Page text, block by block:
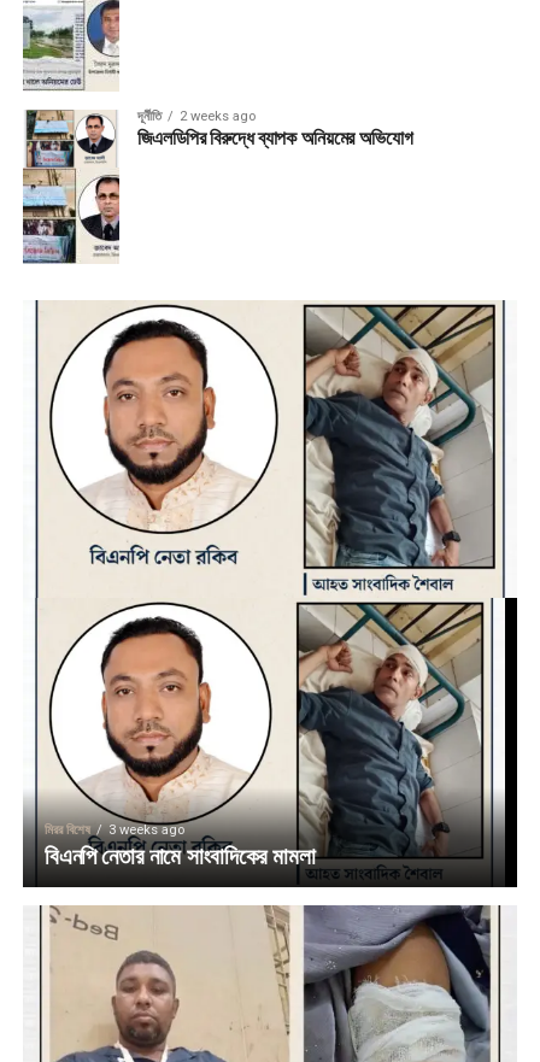
দূর্নীতি 2 weeks ago
জিএলডিপির বিরুদ্ধে ব্যাপক অনিয়মের অভিযোগ
মিরর বিশেষ 3 weeks ago
বিএনপি নেতার নামে সাংবাদিকের মামলা